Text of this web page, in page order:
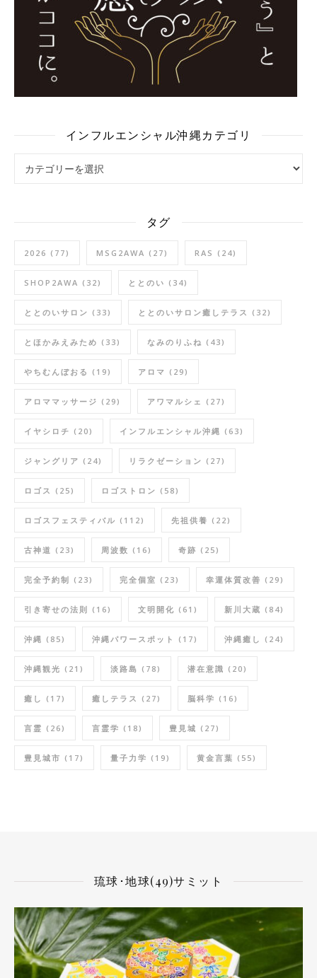
インフルエンシャル沖縄カテゴリ
タグ
2026 (77) MSG2AWA (27) RAS (24)
SHOP2AWA (32) ととのい (34)
ととのいサロン (33) ととのいサロン癒しテラス (32)
とほかみえみため (33) なみのりふね (43)
やちむんぼおる (19) アロマ (29)
アロママッサージ (29) アワマルシェ (27)
イヤシロチ (20) インフルエンシャル沖縄 (63)
ジャングリア (24) リラクゼーション (27)
ロゴス (25) ロゴストロン (58)
ロゴスフェスティバル (112) 先祖供養 (22)
古神道 (23) 周波数 (16) 奇跡 (25)
完全予約制 (23) 完全個室 (23) 幸運体質改善 (29)
引き寄せの法則 (16) 文明開化 (61) 新川大蔵 (84)
沖縄 (85) 沖縄パワースポット (17) 沖縄癒し (24)
沖縄観光 (21) 淡路島 (78) 潜在意識 (20)
癒し (17) 癒しテラス (27) 脳科学 (16)
言霊 (26) 言霊学 (18) 豊見城 (27)
豊見城市 (17) 量子力学 (19) 黄金言葉 (55)
琉球･地球(49)サミット